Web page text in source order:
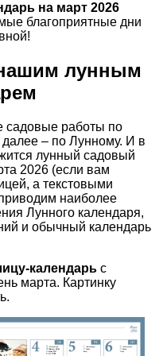
на март 2026
благоприятные дни
лунным
садовые работы по
– по Лунному. И в
лунный садовый
2026 (если вам
а текстовыми
наиболее
Лунного календаря,
и обычный календарь
календарь с
марта. Картинку